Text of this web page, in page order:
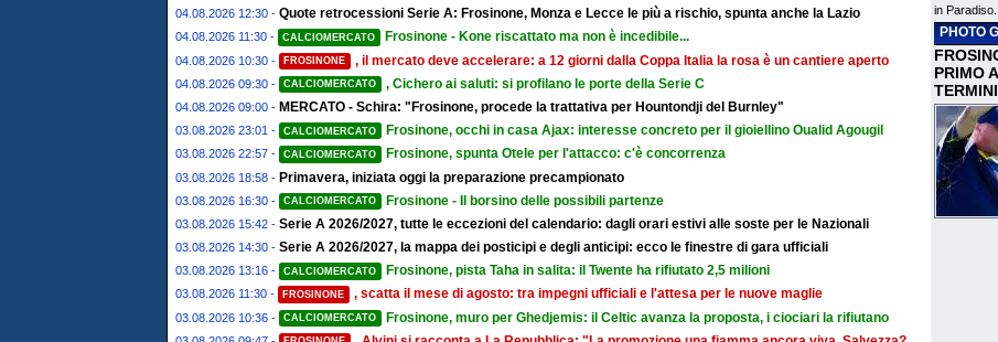
04.08.2026 12:30 - Quote retrocessioni Serie A: Frosinone, Monza e Lecce le più a rischio, spunta anche la Lazio
04.08.2026 11:30 - CALCIOMERCATO Frosinone - Kone riscattato ma non è incedibile...
04.08.2026 10:30 - FROSINONE , il mercato deve accelerare: a 12 giorni dalla Coppa Italia la rosa è un cantiere aperto
04.08.2026 09:30 - CALCIOMERCATO , Cichero ai saluti: si profilano le porte della Serie C
04.08.2026 09:00 - MERCATO - Schira: "Frosinone, procede la trattativa per Hountondji del Burnley"
03.08.2026 23:01 - CALCIOMERCATO Frosinone, occhi in casa Ajax: interesse concreto per il gioiellino Oualid Agougil
03.08.2026 22:57 - CALCIOMERCATO Frosinone, spunta Otele per l'attacco: c'è concorrenza
03.08.2026 18:58 - Primavera, iniziata oggi la preparazione precampionato
03.08.2026 16:30 - CALCIOMERCATO Frosinone - Il borsino delle possibili partenze
03.08.2026 15:42 - Serie A 2026/2027, tutte le eccezioni del calendario: dagli orari estivi alle soste per le Nazionali
03.08.2026 14:30 - Serie A 2026/2027, la mappa dei posticipi e degli anticipi: ecco le finestre di gara ufficiali
03.08.2026 13:16 - CALCIOMERCATO Frosinone, pista Taha in salita: il Twente ha rifiutato 2,5 milioni
03.08.2026 11:30 - FROSINONE , scatta il mese di agosto: tra impegni ufficiali e l'attesa per le nuove maglie
03.08.2026 10:36 - CALCIOMERCATO Frosinone, muro per Ghedjemis: il Celtic avanza la proposta, i ciociari la rifiutano
in Paradiso.
PHOTO
PRIMO